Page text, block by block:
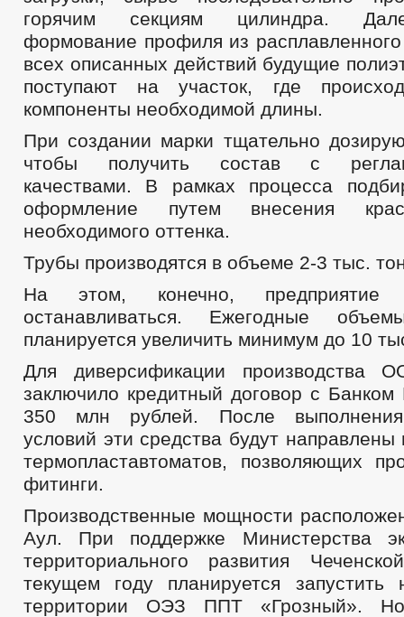
горячим секциям цилиндра.
формование профиля из
всех описанных действий будущие
поступают на участок, где
компоненты необходимой длины.
При создании марки тщательно
чтобы получить состав с
качествами. В рамках процесса
оформление путем внесения
необходимого оттенка.
Трубы производятся в объеме 2-3 тыс.
На этом, конечно, предприятие
останавливаться. Ежегодные
планируется увеличить минимум до 10
Для диверсификации производства
заключило кредитный договор с
350 млн рублей. После выполнения
условий эти средства будут направлены
термопластавтоматов, позволяющих
фитинги.
Производственные мощности
Аул. При поддержке Министерства
территориального развития
текущем году планируется
территории ОЭЗ ППТ «Грозный».